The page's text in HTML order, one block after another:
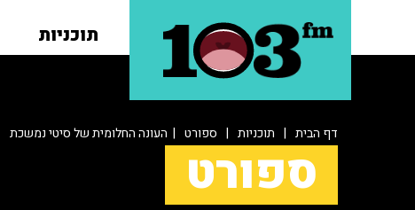
תוכניות
דף הבית | תוכניות | ספורט | העונה החלומית של סיטי נמשכת
ספורט